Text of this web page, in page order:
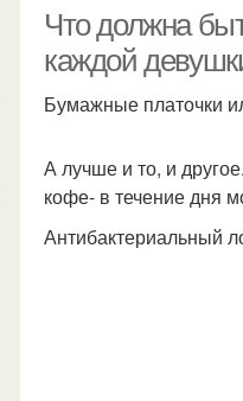
Что должна
каждой
Бумажные платочки
А лучше и то, и
кофе- в течение дня
Антибактериальный